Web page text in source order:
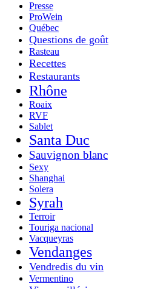
Presse
ProWein
Québec
Questions de goût
Rasteau
Recettes
Restaurants
Rhône
Roaix
RVF
Sablet
Santa Duc
Sauvignon blanc
Sexy
Shanghai
Solera
Syrah
Terroir
Touriga nacional
Vacqueyras
Vendanges
Vendredis du vin
Vermentino